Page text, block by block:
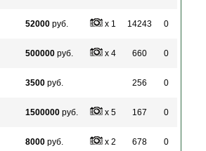
52000 руб. x 1 14243 0
500000 руб. x 4 660 0
3500 руб. 256 0
1500000 руб. x 5 167 0
8000 руб. x 2 678 0